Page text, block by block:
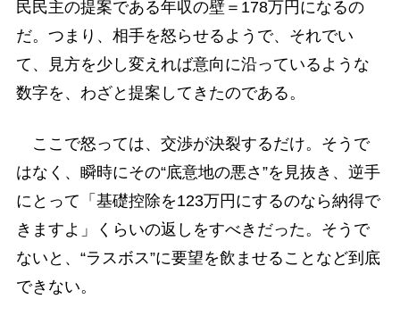
民民主の提案である年収の壁＝178万円になるの
だ。つまり、相手を怒らせるようで、それでい
て、見方を少し変えれば意向に沿っているような
数字を、わざと提案してきたのである。
ここで怒っては、交渉が決裂するだけ。そうで
はなく、瞬時にその“底意地の悪さ”を見抜き、逆手
にとって「基礎控除を123万円にするのなら納得で
きますよ」くらいの返しをすべきだった。そうで
ないと、“ラスボス”に要望を飲ませることなど到底
できない。